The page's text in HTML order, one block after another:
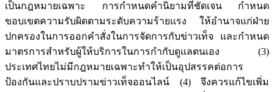
เป็นกฎหมายเฉพาะ การกำหนดคำนิยามที่ชัดเจน กำหนด
ขอบเขตความรับผิดตามระดับความร้ายแรง ให้อำนาจแก่ฝ่าย
ปกครองในการออกคำสั่งในการจัดการกับข่าวเท็จ และกำหนด
มาตรการสำหรับผู้ให้บริการในการกำกับดูแลตนเอง (3)
ประเทศไทยไม่มีกฎหมายเฉพาะทำให้เป็นอุปสรรคต่อการ
ป้องกันและปราบปรามข่าวเท็จออนไลน์ (4) จึงควรแก้ไขเพิ่ม